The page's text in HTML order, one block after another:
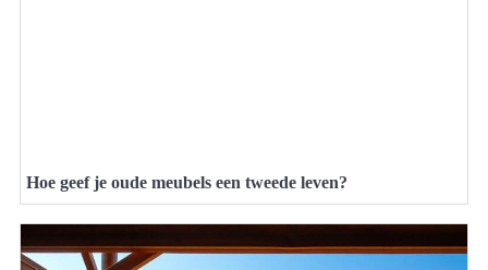
Hoe geef je oude meubels een tweede leven?